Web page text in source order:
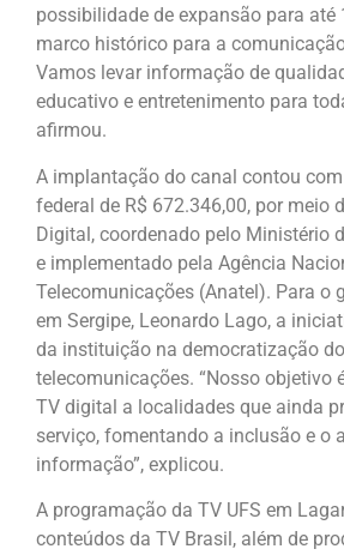
possibilidade de expansão para até
marco histórico para a
Vamos levar informação de
educativo e entretenimento para
afirmou.
A implantação do canal contou
federal de R$ 672.346,00, por meio
Digital, coordenado pelo Ministério
e implementado pela Agência
Telecomunicações (Anatel). Para o
em Sergipe, Leonardo Lago, a
da instituição na democratização
telecomunicações. “Nosso objetivo
TV digital a localidades que ainda
serviço, fomentando a inclusão e o
informação”, explicou.
A programação da TV UFS em
conteúdos da TV Brasil, além de